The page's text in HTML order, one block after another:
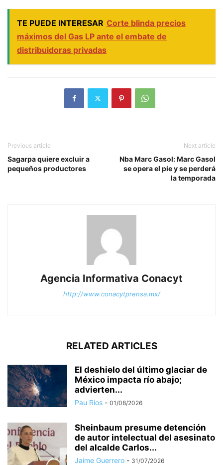
TE PUEDE INTERESAR Corte blinda precios
máximos del Gas LP ante el embate de
distribuidoras privadas
Previous article
Sagarpa quiere excluir a
pequeños productores
Next article
Nba Marc Gasol: Marc Gasol
se opera el pie y se perderá
la temporada
Agencia Informativa Conacyt
http://www.conacytprensa.mx/
RELATED ARTICLES
El deshielo del último glaciar de
México impacta río abajo;
advierten...
Pau Ríos - 01/08/2026
Sheinbaum presume detención
de autor intelectual del asesinato
del alcalde Carlos...
Jaime Guerrero - 31/07/2026